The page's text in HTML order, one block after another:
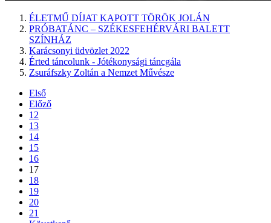
ÉLETMŰ DÍJAT KAPOTT TÖRÖK JOLÁN
PRÓBATÁNC – SZÉKESFEHÉRVÁRI BALETT
SZÍNHÁZ
Karácsonyi üdvözlet 2022
Érted táncolunk - Jótékonysági táncgála
Zsuráfszky Zoltán a Nemzet Művésze
Első
Előző
12
13
14
15
16
17
18
19
20
21